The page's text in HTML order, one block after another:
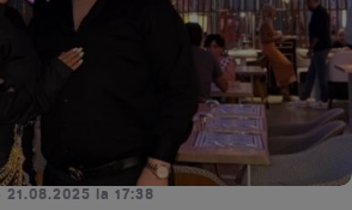
21.08.2025 la 17:38